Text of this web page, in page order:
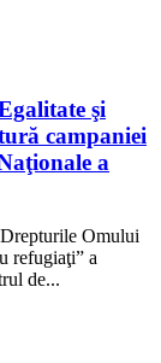
şi
campaniei
a
Omului
refugiaţi” a
de...